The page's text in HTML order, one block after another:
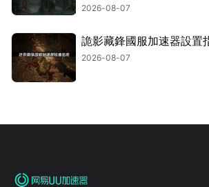
2026-08-07
詭影藏鋒國服加速器設置
2026-08-07